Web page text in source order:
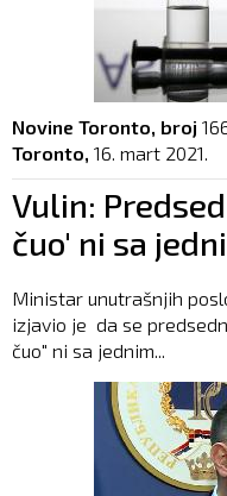
Novine Toronto, broj
Toronto, 16. mart 2021.
Vulin:
čuo' ni sa
Ministar unutrašnjih
izjavio je da se
čuo" ni sa jednim...